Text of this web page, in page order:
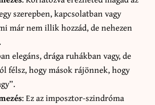
szerepben, kapcsolatban vagy
már nem illik hozzád, de nehezen
elegáns, drága ruhákban vagy, de
félsz, hogy mások rájönnek, hogy
: Ez az imposztor-szindróma